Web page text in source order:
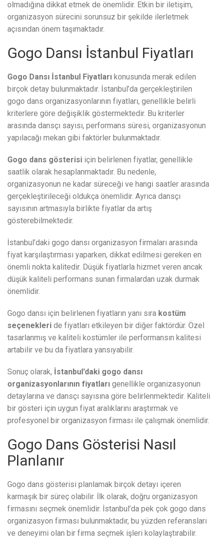
olmadığına dikkat etmek de önemlidir. Etkin bir iletişim,
organizasyon sürecini sorunsuz bir şekilde ilerletmek
açısından önem taşımaktadır.
Gogo Dansı İstanbul Fiyatları
Gogo Dansı İstanbul Fiyatları konusunda merak edilen
birçok detay bulunmaktadır. İstanbul’da gerçekleştirilen
gogo dans organizasyonlarının fiyatları, genellikle belirli
kriterlere göre değişiklik göstermektedir. Bu kriterler
arasında dansçı sayısı, performans süresi, organizasyonun
yapılacağı mekan gibi faktörler bulunmaktadır.
Gogo dans gösterisi için belirlenen fiyatlar, genellikle
saatlik olarak hesaplanmaktadır. Bu nedenle,
organizasyonun ne kadar süreceği ve hangi saatler arasında
gerçekleştirileceği oldukça önemlidir. Ayrıca dansçı
sayısının artmasıyla birlikte fiyatlar da artış
gösterebilmektedir.
İstanbul’daki gogo dansı organizasyon firmaları arasında
fiyat karşılaştırması yaparken, dikkat edilmesi gereken en
önemli nokta kalitedir. Düşük fiyatlarla hizmet veren ancak
düşük kaliteli performans sunan firmalardan uzak durmak
önemlidir.
Gogo dansı için belirlenen fiyatların yanı sıra kostüm
seçenekleri de fiyatları etkileyen bir diğer faktördür. Özel
tasarlanmış ve kaliteli kostümler ile performansın kalitesi
artabilir ve bu da fiyatlara yansıyabilir.
Sonuç olarak, İstanbul’daki gogo dansı
organizasyonlarının fiyatları genellikle organizasyonun
detaylarına ve dansçı sayısına göre belirlenmektedir. Kaliteli
bir gösteri için uygun fiyat aralıklarını araştırmak ve
profesyonel bir organizasyon firması ile çalışmak önemlidir.
Gogo Dans Gösterisi Nasıl
Planlanır
Gogo dans gösterisi planlamak birçok detayı içeren
karmaşık bir süreç olabilir. İlk olarak, doğru organizasyon
firmasını seçmek önemlidir. İstanbul’da pek çok gogo dans
organizasyon firması bulunmaktadır, bu yüzden referansları
ve deneyimi olan bir firma seçmek işleri kolaylaştırabilir.